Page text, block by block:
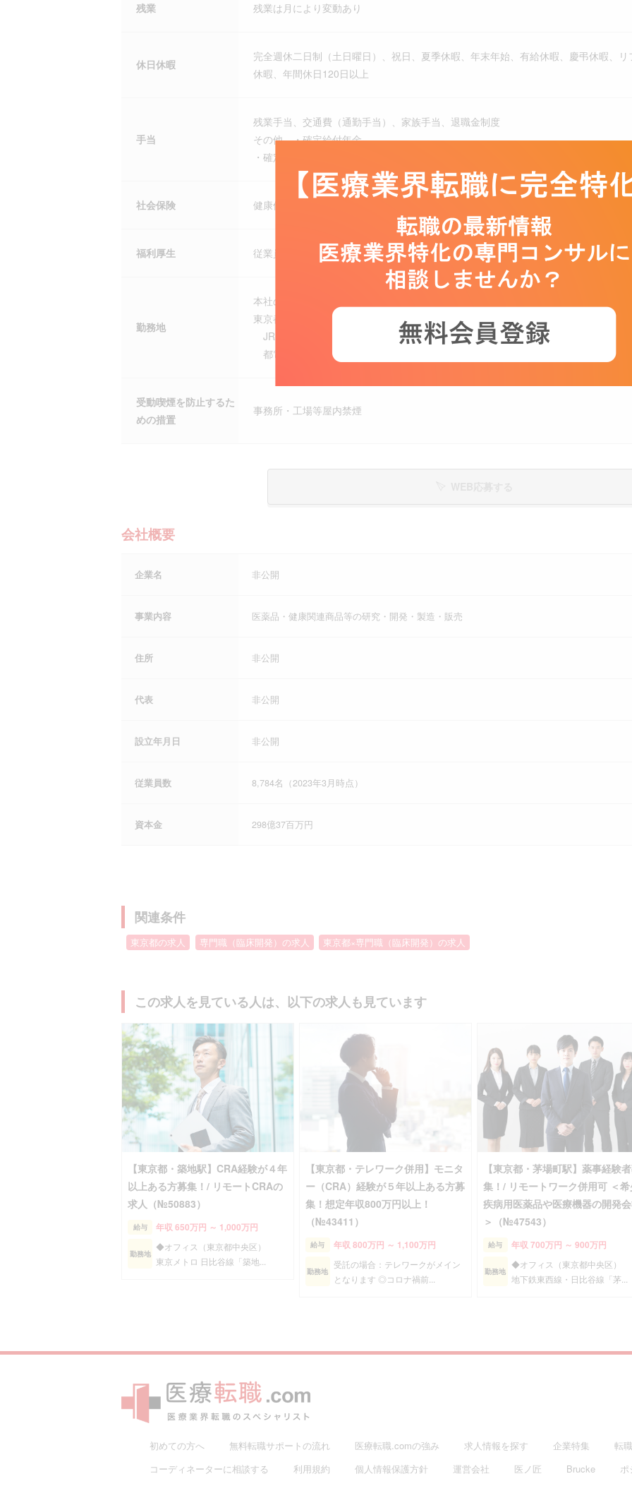
残業 残業は月により変動あり
休日休暇
完全週休二日制（土日曜日）、祝日、夏季休暇、年末年始、有給休暇、慶弔休暇、
休暇、年間休日120日以上
手当
残業手当、交通費（通勤手当）、家族手当、退職金制度
その他 ・確定給付年金
・確定拠出年金
社会保険 健康保険、厚生年金保険、雇用保険、労災保険
福利厚生 従業員持株会、財形貯蓄、契約保養所、福利厚生サービス加入
勤務地
本社の住所に同じ
東京都豊島区
JR山手線、西武新宿線、東京メトロ東西線「高田馬場駅」徒歩約10分
都電荒川線「学習院下駅」徒歩約5分
受動喫煙を防止するた
めの措置
事務所・工場等屋内禁煙
会社概要
企業名 非公開
事業内容 医薬品・健康関連商品等の研究・開発・製造・販売
住所 非公開
代表 非公開
設立年月日 非公開
従業員数 8,784名（2023年3月時点）
資本金 298億37百万円
関連条件
東京都の求人 専門職（臨床開発）の求人 東京都×専門職（臨床開発）の求人
この求人を見ている人は、以下の求人も見ています
【東京都・築地駅】CRA経験が４年
以上ある方募集！/ リモートCRAの
求人（№50883）
給与 年収 650万円 ～ 1,000万円
勤務地
◆オフィス（東京都中央区）
東京メトロ 日比谷線「築地...
【東京都・テレワーク併用】モニタ
ー（CRA）経験が５年以上ある方募
集！想定年収800万円以上！
（№43411）
給与 年収 800万円 ～ 1,100万円
勤務地
受託の場合：テレワークがメイン
となります ◎コロナ禍前...
【東京都・茅場町駅】薬事経験
集！/ リモートワーク併用可 ＜希
疾病用医薬品や医療機器の開発
＞（№47543）
給与 年収 700万円 ～ 900万円
勤務地
◆オフィス（東京都中央区
地下鉄東西線・日比谷線「茅...
初めての方へ 無料転職サポートの流れ 医療転職.comの強み 求人情報を探す 企業特集 転
コーディネーターに相談する
利用規約 個人情報保護方針 運営会社 医ノ匠 Brucke ポ